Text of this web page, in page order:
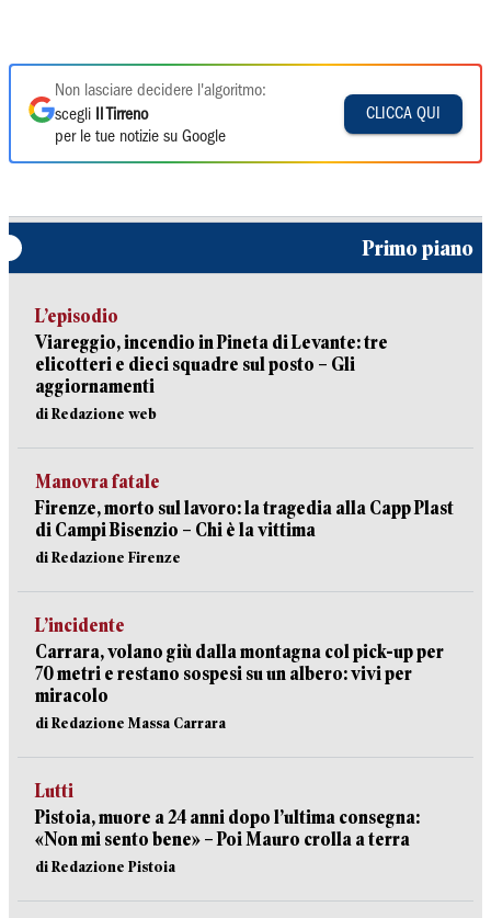
Non lasciare decidere l'algoritmo:
scegli
Il Tirreno
per le tue notizie su Google
CLICCA QUI
Primo piano
L’episodio
Viareggio, incendio in Pineta di Levante: tre
elicotteri e dieci squadre sul posto – Gli
aggiornamenti
di Redazione web
Manovra fatale
Firenze, morto sul lavoro: la tragedia alla Capp Plast
di Campi Bisenzio – Chi è la vittima
di Redazione Firenze
L’incidente
Carrara, volano giù dalla montagna col pick-up per
70 metri e restano sospesi su un albero: vivi per
miracolo
di Redazione Massa Carrara
Lutti
Pistoia, muore a 24 anni dopo l’ultima consegna:
«Non mi sento bene» – Poi Mauro crolla a terra
di Redazione Pistoia